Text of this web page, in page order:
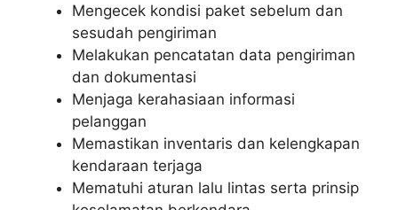
Mengecek kondisi paket sebelum dan
sesudah pengiriman
Melakukan pencatatan data pengiriman
dan dokumentasi
Menjaga kerahasiaan informasi
pelanggan
Memastikan inventaris dan kelengkapan
kendaraan terjaga
Mematuhi aturan lalu lintas serta prinsip